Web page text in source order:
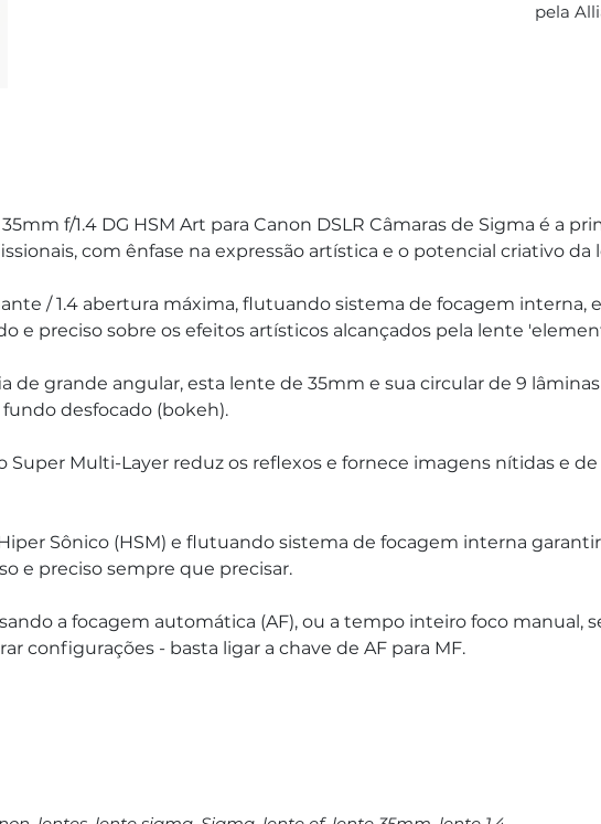
pela
f/1.4 DG HSM Art para Canon DSLR Câmaras de Sigma é a
com ênfase na expressão artística e o potencial criativo da
/ 1.4 abertura máxima, flutuando sistema de focagem interna,
e preciso sobre os efeitos artísticos alcançados pela lente
de grande angular, esta lente de 35mm e sua circular de 9
desfocado (bokeh).
Super Multi-Layer reduz os reflexos e fornece imagens nítidas e
Sônico (HSM) e flutuando sistema de focagem interna
e preciso sempre que precisar.
a focagem automática (AF), ou a tempo inteiro foco manual,
configurações - basta ligar a chave de AF para MF.